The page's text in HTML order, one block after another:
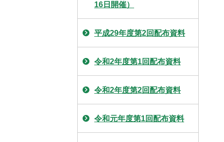
16日開催）
平成29年度第2回配布資料
令和2年度第1回配布資料
令和2年度第2回配布資料
令和元年度第1回配布資料